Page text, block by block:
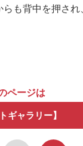
も背中を押され
ページは
ギャラリー】